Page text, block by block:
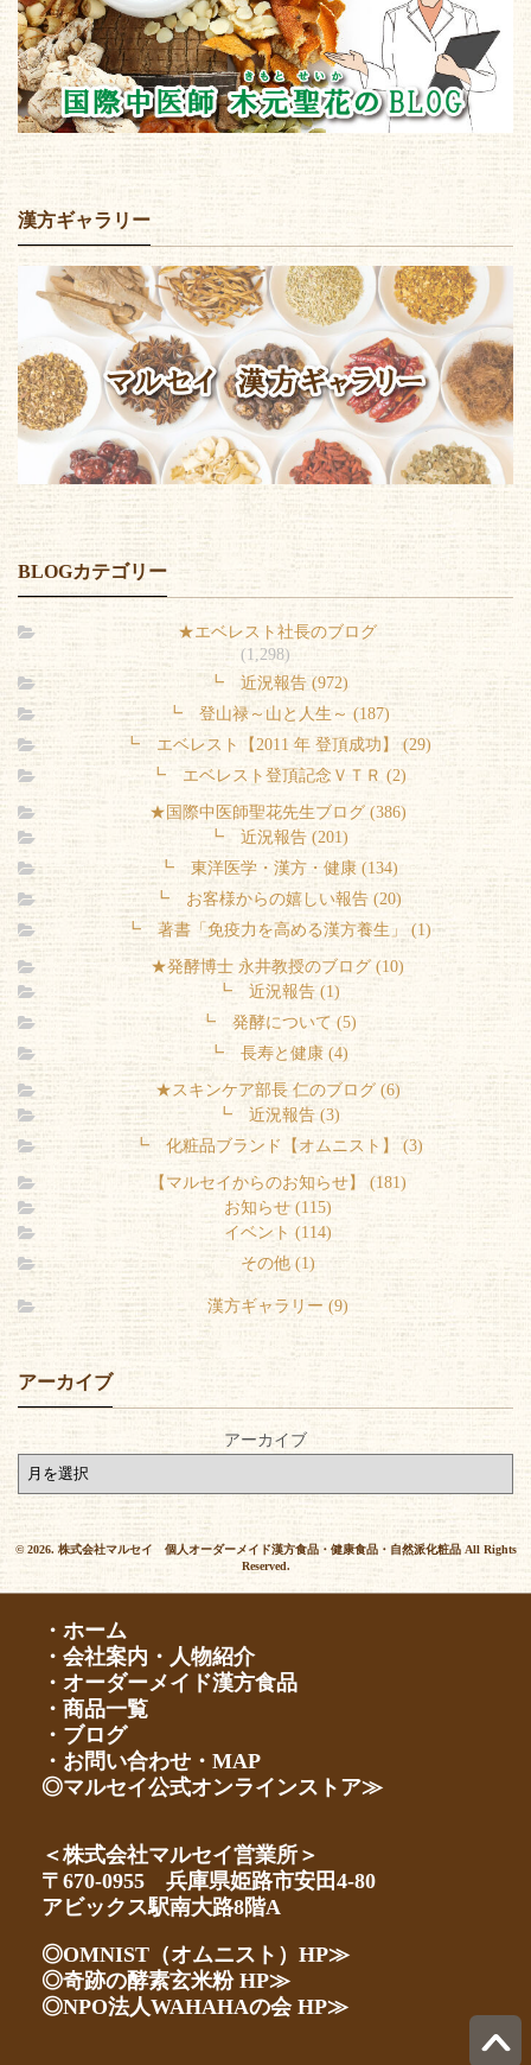
漢方ギャラリー
BLOGカテゴリー
★エベレスト社長のブログ
(1,298)
┗ 近況報告 (972)
┗ 登山禄～山と人生～ (187)
┗ エベレスト【2011 年 登頂成功】 (29)
┗ エベレスト登頂記念ＶＴＲ (2)
★国際中医師聖花先生ブログ (386)
┗ 近況報告 (201)
┗ 東洋医学・漢方・健康 (134)
┗ お客様からの嬉しい報告 (20)
┗ 著書「免疫力を高める漢方養生」 (1)
★発酵博士 永井教授のブログ (10)
┗ 近況報告 (1)
┗ 発酵について (5)
┗ 長寿と健康 (4)
★スキンケア部長 仁のブログ (6)
┗ 近況報告 (3)
┗ 化粧品ブランド【オムニスト】 (3)
【マルセイからのお知らせ】 (181)
お知らせ (115)
イベント (114)
その他 (1)
漢方ギャラリー (9)
アーカイブ
アーカイブ
© 2026. 株式会社マルセイ 個人オーダーメイド漢方食品・健康食品・自然派化粧品 All Rights
Reserved.
・ホーム
・会社案内・人物紹介
・オーダーメイド漢方食品
・商品一覧
・ブログ
・お問い合わせ・MAP
◎マルセイ公式オンラインストア≫
＜株式会社マルセイ営業所＞
〒670-0955 兵庫県姫路市安田4-80
アビックス駅南大路8階A
◎OMNIST（オムニスト）HP≫
◎奇跡の酵素玄米粉 HP≫
◎NPO法人WAHAHAの会 HP≫